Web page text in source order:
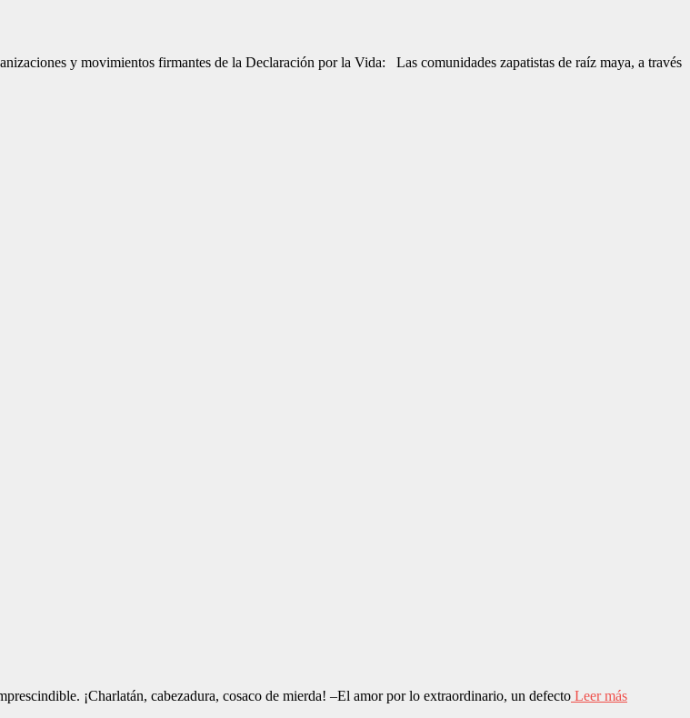
y movimientos firmantes de la Declaración por la Vida: Las comunidades zapatistas de raíz maya, a través
¡Charlatán, cabezadura, cosaco de mierda! –El amor por lo extraordinario, un defecto Leer más